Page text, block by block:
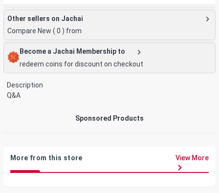
Other sellers on Jachai
Compare New ( 0 ) from
Become a Jachai Membership to
redeem coins for discount on checkout
Description
Q&A
Sponsored Products
More from this store View More